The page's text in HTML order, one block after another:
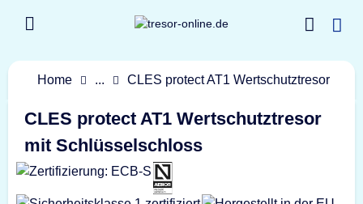
Home ... CLES protect AT1 Wertschutztresor
CLES protect AT1 Wertschutztresor
mit Schlüsselschloss